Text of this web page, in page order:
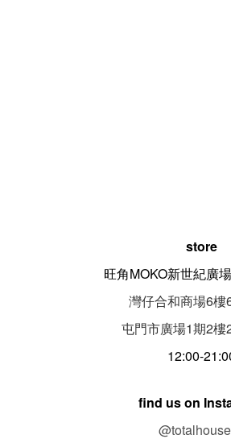
store
旺角MOKO新世紀廣
灣仔合和商場6樓
屯門市廣場1期2樓
12:00-
find us on